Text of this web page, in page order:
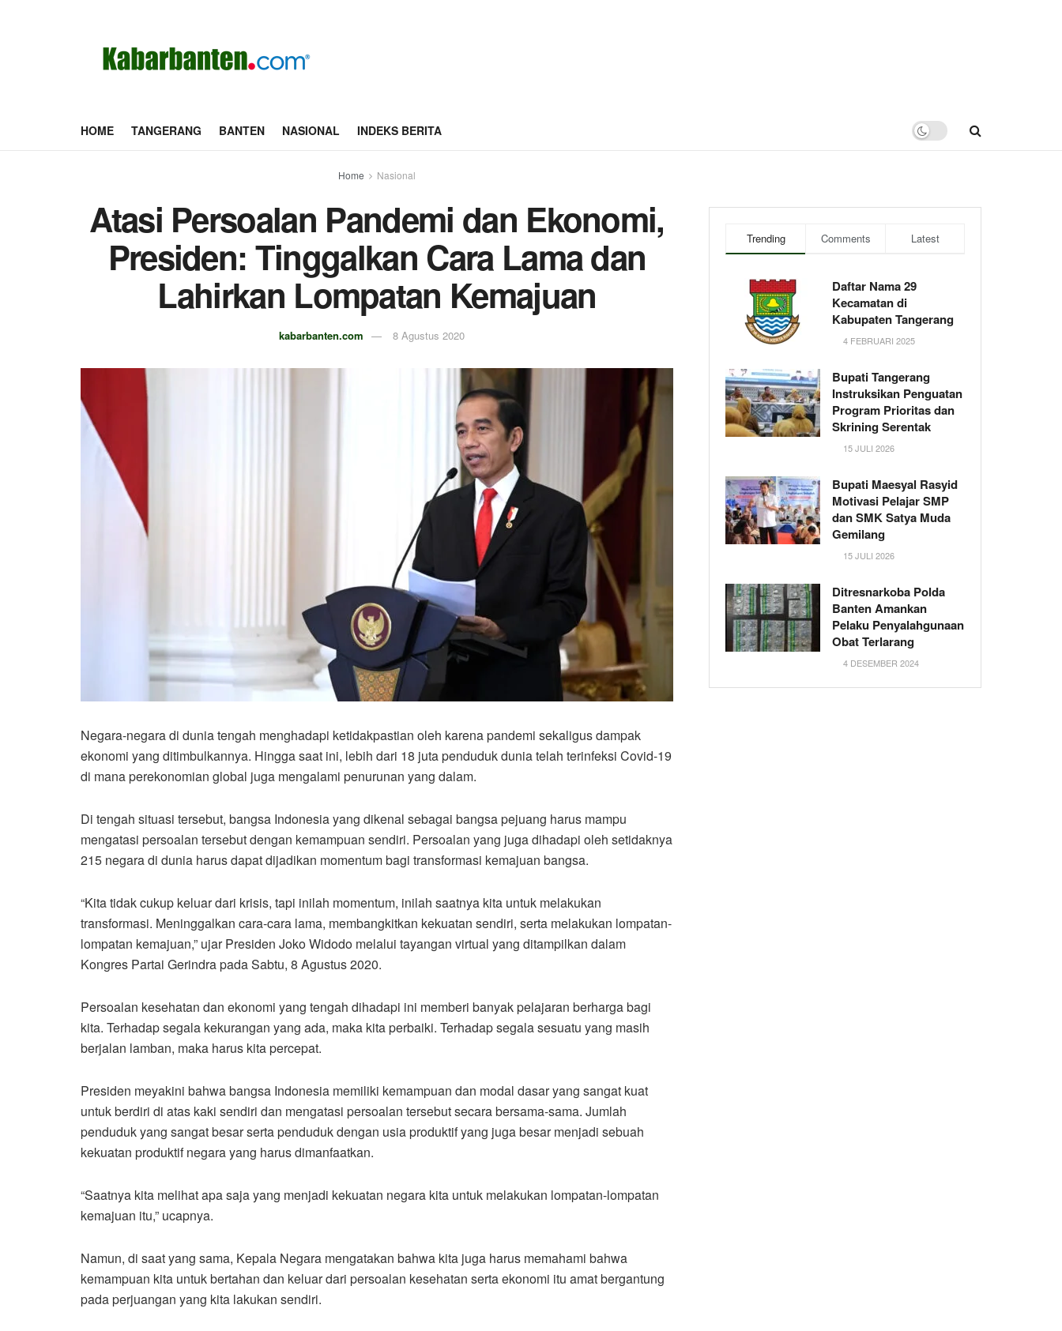
HOME TANGERANG BANTEN NASIONAL INDEKS BERITA
Home Nasional
Atasi Persoalan Pandemi dan Ekonomi,
Presiden: Tinggalkan Cara Lama dan
Lahirkan Lompatan Kemajuan
kabarbanten.com 8 Agustus 2020
Negara-negara di dunia tengah menghadapi ketidakpastian oleh karena pandemi sekaligus dampak
ekonomi yang ditimbulkannya. Hingga saat ini, lebih dari 18 juta penduduk dunia telah terinfeksi Covid-19
di mana perekonomian global juga mengalami penurunan yang dalam.
Di tengah situasi tersebut, bangsa Indonesia yang dikenal sebagai bangsa pejuang harus mampu
mengatasi persoalan tersebut dengan kemampuan sendiri. Persoalan yang juga dihadapi oleh setidaknya
215 negara di dunia harus dapat dijadikan momentum bagi transformasi kemajuan bangsa.
“Kita tidak cukup keluar dari krisis, tapi inilah momentum, inilah saatnya kita untuk melakukan
transformasi. Meninggalkan cara-cara lama, membangkitkan kekuatan sendiri, serta melakukan lompatan-
lompatan kemajuan,” ujar Presiden Joko Widodo melalui tayangan virtual yang ditampilkan dalam
Kongres Partai Gerindra pada Sabtu, 8 Agustus 2020.
Persoalan kesehatan dan ekonomi yang tengah dihadapi ini memberi banyak pelajaran berharga bagi
kita. Terhadap segala kekurangan yang ada, maka kita perbaiki. Terhadap segala sesuatu yang masih
berjalan lamban, maka harus kita percepat.
Presiden meyakini bahwa bangsa Indonesia memiliki kemampuan dan modal dasar yang sangat kuat
untuk berdiri di atas kaki sendiri dan mengatasi persoalan tersebut secara bersama-sama. Jumlah
penduduk yang sangat besar serta penduduk dengan usia produktif yang juga besar menjadi sebuah
kekuatan produktif negara yang harus dimanfaatkan.
“Saatnya kita melihat apa saja yang menjadi kekuatan negara kita untuk melakukan lompatan-lompatan
kemajuan itu,” ucapnya.
Namun, di saat yang sama, Kepala Negara mengatakan bahwa kita juga harus memahami bahwa
kemampuan kita untuk bertahan dan keluar dari persoalan kesehatan serta ekonomi itu amat bergantung
pada perjuangan yang kita lakukan sendiri.
Trending Comments Latest
Daftar Nama 29
Kecamatan di
Kabupaten Tangerang
4 FEBRUARI 2025
Bupati Tangerang
Instruksikan Penguatan
Program Prioritas dan
Skrining Serentak
15 JULI 2026
Bupati Maesyal Rasyid
Motivasi Pelajar SMP
dan SMK Satya Muda
Gemilang
15 JULI 2026
Ditresnarkoba Polda
Banten Amankan
Pelaku Penyalahgunaan
Obat Terlarang
4 DESEMBER 2024